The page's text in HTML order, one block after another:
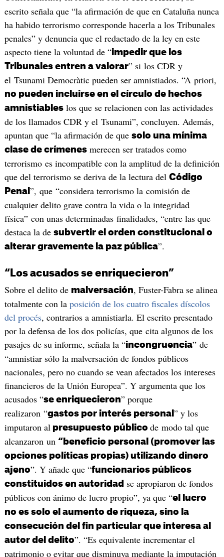
escrito señala que “la afirmación de que en Cataluña nunca
ha habido terrorismo corresponde hacerla a los Tribunales
penales” y denuncia que el redactado de la ley en este
aspecto tiene la voluntad de “impedir que los
Tribunales entren a valorar” si los CDR y
el Tsunami Democràtic pueden ser amnistiados. “A priori,
no pueden incluirse en el círculo de hechos
amnistiableslos que se relacionen con las actividades
de los llamados CDR y el Tsunami”, concluyen. Además,
apuntan que “la afirmación de que solo una mínima
clase de crímenesmerecen ser tratados como
terrorismo es incompatible con la amplitud de la definición
que del terrorismo se deriva de la lectura del Código
Penal ”, que “considera terrorismo la comisión de
cualquier delito grave contra la vida o la integridad
física” con unas determinadas finalidades, “entre las que
destaca la de subvertir el orden constitucional o
alterar gravemente la paz pública”.
“Los acusados se enriquecieron”
Sobre el delito de malversación, Fuster-Fabra se alinea
totalmente con la posición de los cuatro fiscales díscolos
del procés, contrarios a amnistiarla. El escrito presentado
por la defensa de los dos policías, que cita algunos de los
pasajes de su informe, señala la “incongruencia” de
“amnistiar sólo la malversación de fondos públicos
nacionales, pero no cuando se vean afectados los intereses
financieros de la Unión Europea”. Y argumenta que los
acusados “se enriquecieron” porque
realizaron “gastos por interés personal ” y los
imputaron al presupuesto público de modo tal que
alcanzaron un “beneficio personal (promover las
opciones políticas propias) utilizando dinero
ajeno”. Y añade que “funcionarios públicos
constituidos en autoridad se apropiaron de fondos
públicos con ánimo de lucro propio”, ya que “el lucro
no es solo el aumento de riqueza, sino la
consecución del fin particular que interesa al
autor del delito”. “Es equivalente incrementar el
patrimonio o evitar que disminuya mediante la imputación